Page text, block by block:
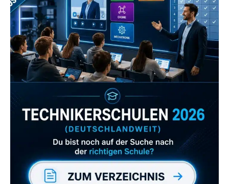
Zum Verzeichnis
Abonniere uns auch
gerne
wenn dir unsere Videos gefallen!